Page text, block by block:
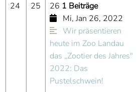
24
25 26 1 Beiträge
Mi, Jan 26, 2022
Wir präsentieren
heute im Zoo Landau
das „Zootier des Jahres"
2022: Das
Pustelschwein!